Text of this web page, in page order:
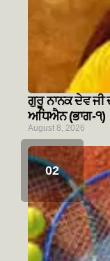
ਗੁਰੂ ਨਾਨਕ ਦੇਵ ਜੀ
ਅਧਿਐਨ (ਭਾਗ-੧)
August 8, 2026